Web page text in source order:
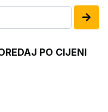
PO CIJENI